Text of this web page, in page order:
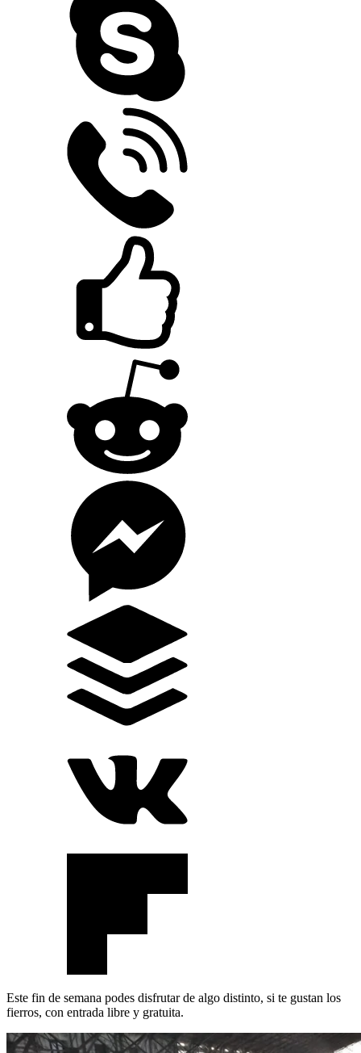
Este fin de semana podes disfrutar de algo distinto, si te gustan los
fierros, con entrada libre y gratuita.